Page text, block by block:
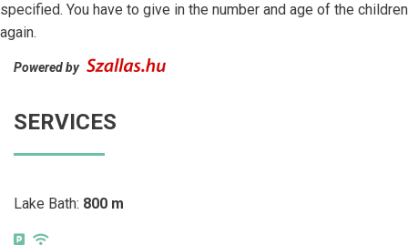
specified. You have to give in the number and age of the children
again.
Powered by
SERVICES
Lake Bath: 800 m